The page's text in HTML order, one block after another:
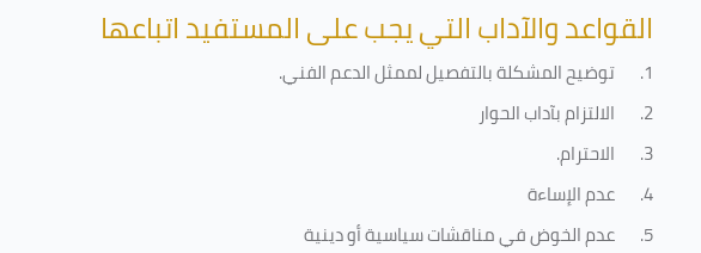
القواعد والآداب التي يجب على المستفيد اتباعها
1. توضيح المشكلة بالتفصيل لممثل الدعم الفني.
2.
الالتزام بآداب الحوار
3.
الاحترام.
4.
عدم الإساءة
5.
عدم الخوض في مناقشات سياسية أو دينية